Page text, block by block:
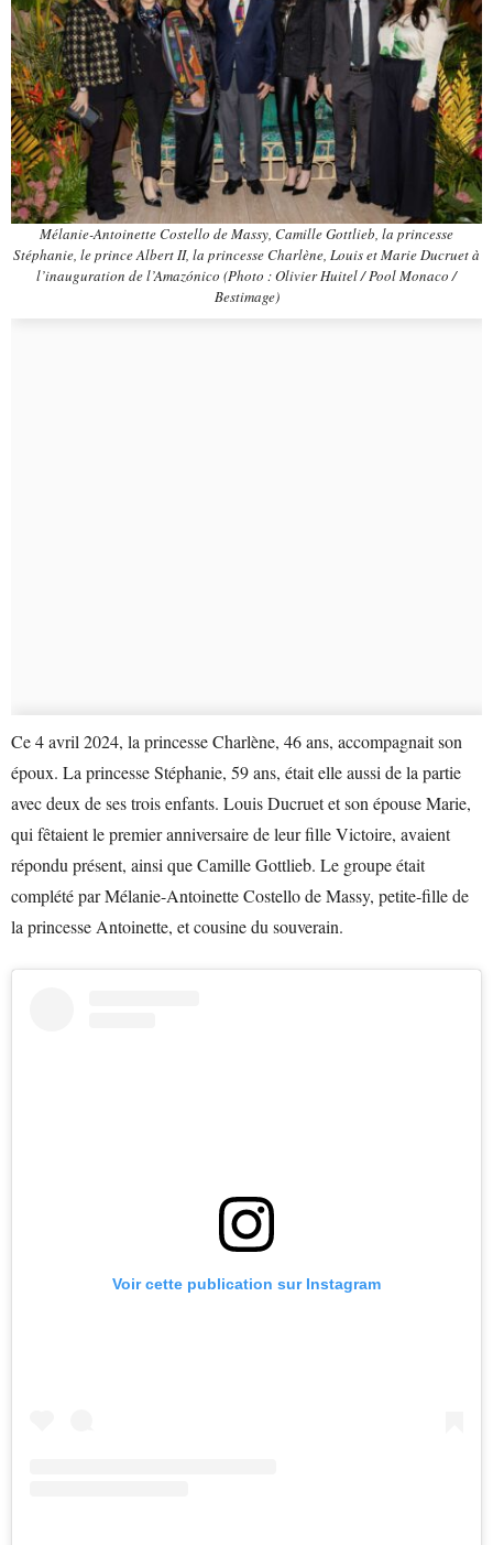
Mélanie-Antoinette Costello de Massy, Camille Gottlieb, la princesse
Stéphanie, le prince Albert II, la princesse Charlène, Louis et Marie Ducruet à
l’inauguration de l’Amazónico (Photo : Olivier Huitel / Pool Monaco /
Bestimage)
Ce 4 avril 2024, la princesse Charlène, 46 ans, accompagnait son
époux. La princesse Stéphanie, 59 ans, était elle aussi de la partie
avec deux de ses trois enfants. Louis Ducruet et son épouse Marie,
qui fêtaient le premier anniversaire de leur fille Victoire, avaient
répondu présent, ainsi que Camille Gottlieb. Le groupe était
complété par Mélanie-Antoinette Costello de Massy, petite-fille de
la princesse Antoinette, et cousine du souverain.
Voir cette publication sur Instagram